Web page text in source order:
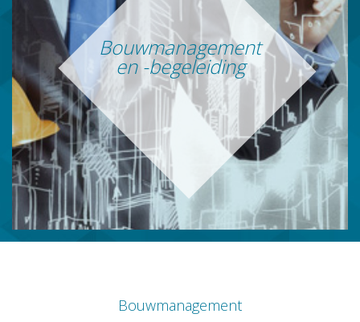
Bouwmanagement
en -begeleiding
Bouwmanagement